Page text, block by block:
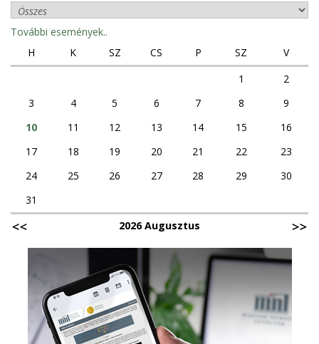
További események..
H
K SZ CS P SZ
V
1
2
3
4 5 6 7 8
9
10
11 12 13 14 15
16
17
18 19 20 21 22
23
24
25 26 27 28 29
30
31
2026 Augusztus